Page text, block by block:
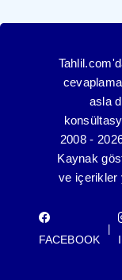
asla
2008 -
Kaynak
ve içerikler
FACEBOOK
|